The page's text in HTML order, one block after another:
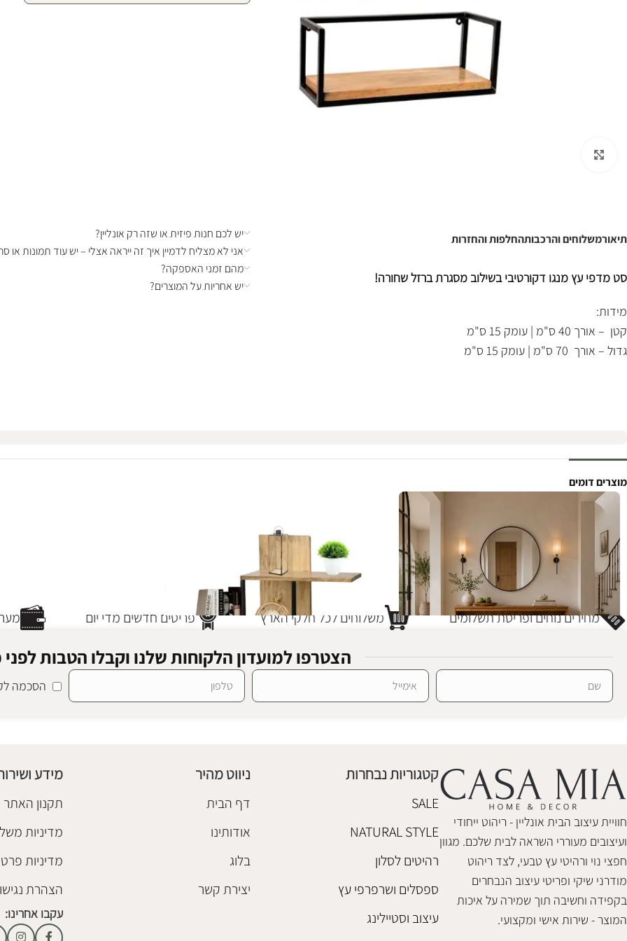
תיאורמשלוחים והרכבותהחלפות והחזרות
סט מדפי עץ מנגו דקורטיבי בשילוב מסגרת ברזל שחורה!
מידות:
קטן – אורך 40 ס"מ | עומק 15 ס"מ
גדול – אורך 70 ס"מ | עומק 15 ס"מ
יש לכם חנות פיזית או שזה רק אונליין?
אני לא מצליח לדמיין איך זה ייראה אצלי – יש עוד תמונות או
מהם זמני האספקה?
יש אחריות על המוצרים?
מוצרים דומים
₪ 1,580
הוספה לסל
₪388
פריטים חדשים מדי יום משלוחים לכל חלקי הארץ מחירים נוחים ופריסת תשלומים
הצטרפו למועדון הלקוחות שלנו וקבלו הטבות
הסכמה
חוויית עיצוב הבית אונליין - ריהוט ייחודי
ועיצובים מעוררי השראה לבית שלכם. מגוון
חפצי נוי ורהיטי עץ טבעי, לצד ריהוט
מודרני שיקי ופריטי עיצוב הנבחרים
בקפידה וחשיבה תוך שמירה על איכות
המוצר - שירות אישי ומקצועי.
קטגוריות נבחרות
SALE
NATURAL STYLE
רהיטים לסלון
ספסלים ושרפרפי עץ
עיצוב וסטיילינג
ניווט מהיר
דף הבית
אודותינו
בלוג
יצירת קשר
מידע
תקנון האתר
מדיניות
מדיניות
הצהרת
עקבו אחרינו: